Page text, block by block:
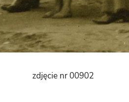
zdjęcie nr 00902